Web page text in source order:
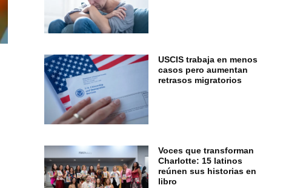
USCIS trabaja en menos
casos pero aumentan
retrasos migratorios
Voces que transforman
Charlotte: 15 latinos
reúnen sus historias en
libro